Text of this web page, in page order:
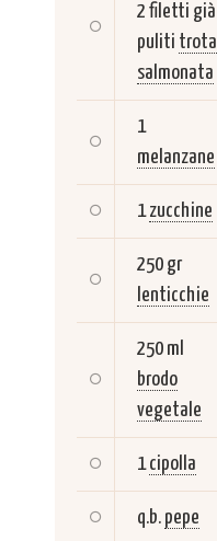
2 filetti già
puliti trota
salmonata
1
melanzane
1 zucchine
250 gr
lenticchie
250 ml
brodo
vegetale
1 cipolla
q.b. pepe